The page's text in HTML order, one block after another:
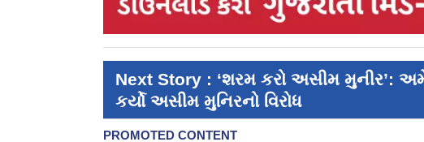
Next Story : ‘શરમ કરો અસીમ મુનીર’:
કર્યો અસીમ મુનિરનો વિરોધ